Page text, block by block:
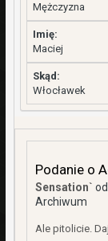
Mężczyzna
Imię:
Maciej
Skąd:
Włocławek
Podanie o
Sensation`
Archiwum
Ale pitolicie.